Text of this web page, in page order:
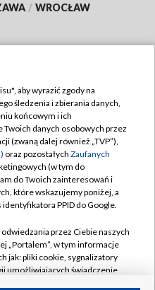
/ WROCŁAW
TVP
aby wyrazić zgody na
śledzenia i zbierania danych,
końcowym i ich
danych osobowych przez
(zwaną dalej również „TVP”),
oraz pozostałych Zaufanych
(w tym do
do Twoich zainteresowań i
które wskazujemy poniżej, a
PPID do Google.
przez Ciebie naszych
„Portalem”, w tym informacje
jak: pliki cookie, sygnalizatory
umożliwiających świadczenie